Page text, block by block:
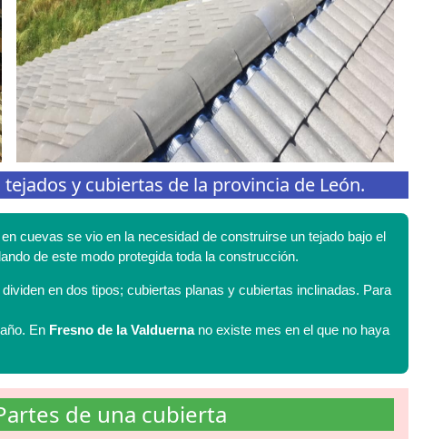
y cubiertas de la provincia de León.
cuevas se vio en la necesidad de construirse un tejado bajo el
de este modo protegida toda la construcción.
en dos tipos; cubiertas planas y cubiertas inclinadas. Para
En Fresno de la Valduernano existe mes en el que no haya
de una cubierta